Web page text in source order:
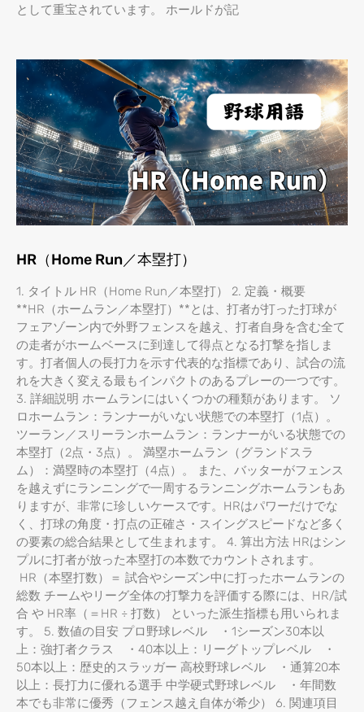
として重宝されています。 ホールドが記
HR（Home Run／本塁打）
1. タイトル HR（Home Run／本塁打） 2. 定義・概要
**HR（ホームラン／本塁打）**とは、打者が打った打球が
フェアゾーン内で外野フェンスを越え、打者自身を含む全て
の走者がホームベースに到達して得点となる打撃を指しま
す。打者個人の長打力を示す代表的な指標であり、試合の流
れを大きく変える最もインパクトのあるプレーの一つです。
3. 詳細説明 ホームランにはいくつかの種類があります。 ソ
ロホームラン：ランナーがいない状態での本塁打（1点）。
ツーラン／スリーランホームラン：ランナーがいる状態での
本塁打（2点・3点）。 満塁ホームラン（グランドスラ
ム）：満塁時の本塁打（4点）。 また、バッターがフェンス
を越えずにランニングで一周するランニングホームランもあ
りますが、非常に珍しいケースです。HRはパワーだけでな
く、打球の角度・打点の正確さ・スイングスピードなど多く
の要素の総合結果として生まれます。 4. 算出方法 HRはシン
プルに打者が放った本塁打の本数でカウントされます。
HR（本塁打数）＝ 試合やシーズン中に打ったホームランの
総数 チームやリーグ全体の打撃力を評価する際には、HR/試
合 や HR率（＝HR ÷ 打数） といった派生指標も用いられま
す。 5. 数値の目安 プロ野球レベル ・1シーズン30本以
上：強打者クラス ・40本以上：リーグトップレベル ・
50本以上：歴史的スラッガー 高校野球レベル ・通算20本
以上：長打力に優れる選手 中学硬式野球レベル ・年間数
本でも非常に優秀（フェンス越え自体が希少） 6. 関連項目